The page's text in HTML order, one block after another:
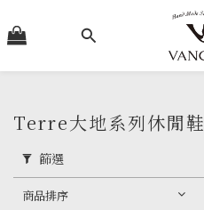
Terre大地系列休閒鞋
篩選
商品排序